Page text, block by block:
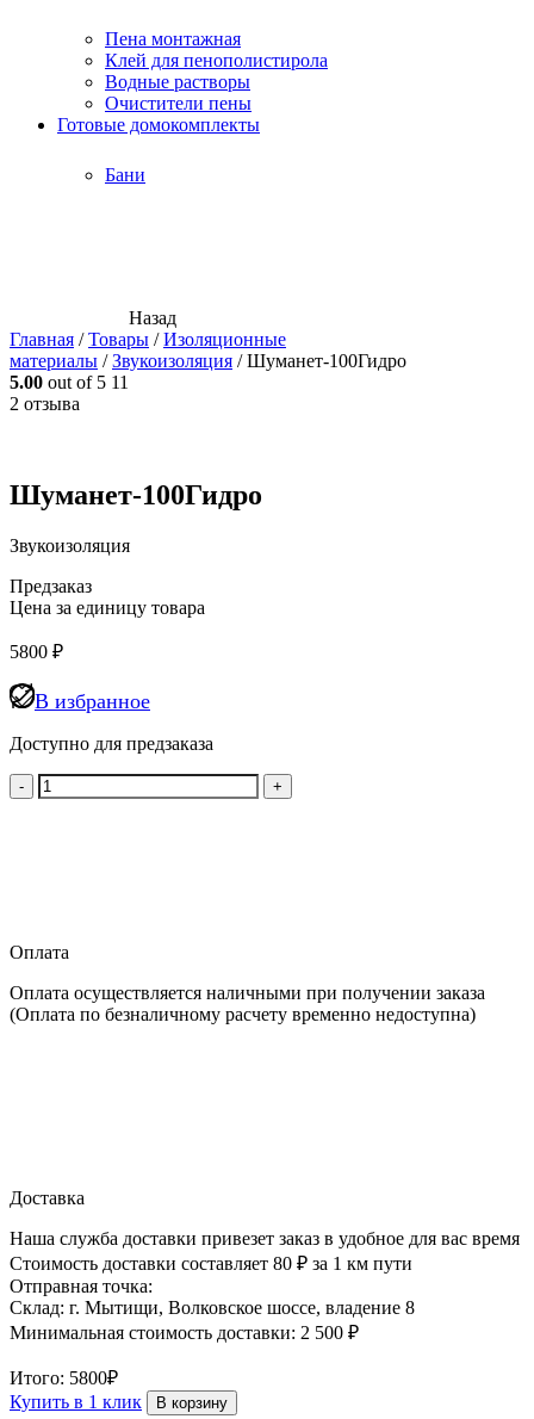
Пена монтажная
Клей для пенополистирола
Водные растворы
Очистители пены
Готовые домокомплекты
Бани
Назад
Главная /Товары /Изоляционные
материалы /Звукоизоляция /Шуманет-100Гидро
5.00 out of 5 11
2 отзыва
Шуманет-100Гидро
Звукоизоляция
Предзаказ
Цена за единицу товара
5800 ₽
В избранное
Доступно для предзаказа
Количество
товара
Оплата
Оплата осуществляется наличными при получении заказа
(Оплата по безналичному расчету временно недоступна)
Доставка
Наша служба доставки привезет заказ в удобное для вас время
Стоимость доставки составляет 80 ₽ за 1 км пути
Отправная точка:
Склад: г. Мытищи, Волковское шоссе, владение 8
Минимальная стоимость доставки: 2 500 ₽
Итого: 5800₽
Купить в 1 клик
В корзину